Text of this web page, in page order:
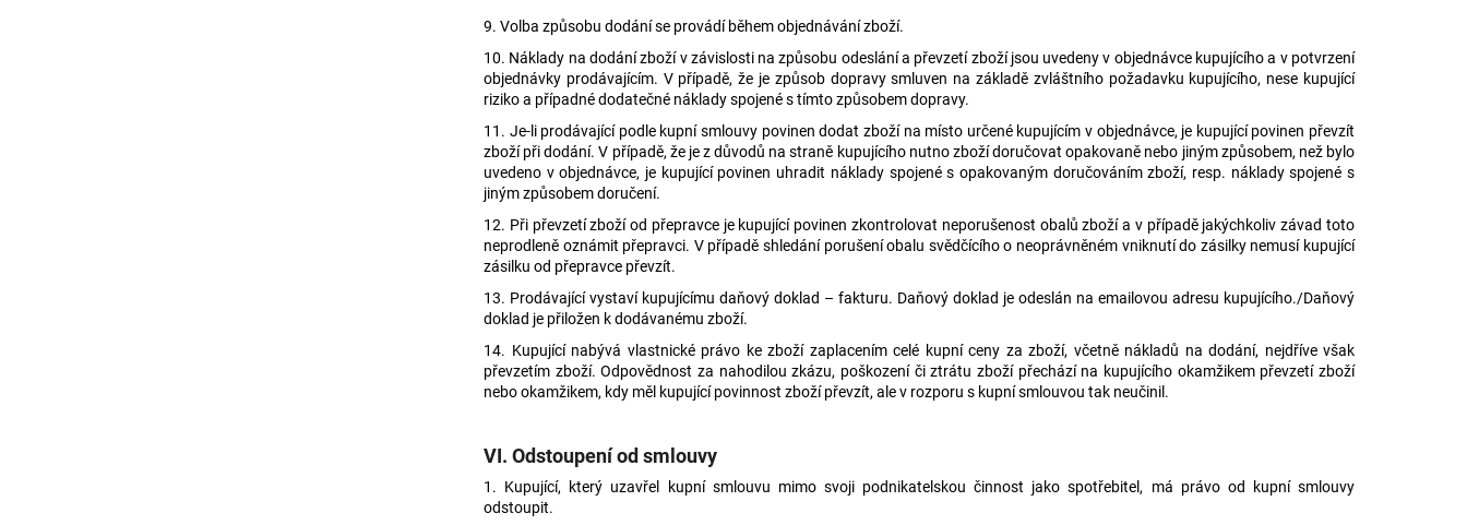
9. Volba způsobu dodání se provádí během objednávání zboží.
10. Náklady na dodání zboží v závislosti na způsobu odeslání a převzetí zboží jsou uvedeny v objednávce kupujícího a v potvrzení
objednávky prodávajícím. V případě, že je způsob dopravy smluven na základě zvláštního požadavku kupujícího, nese kupující
riziko a případné dodatečné náklady spojené s tímto způsobem dopravy.
11. Je-li prodávající podle kupní smlouvy povinen dodat zboží na místo určené kupujícím v objednávce, je kupující povinen převzít
zboží při dodání. V případě, že je z důvodů na straně kupujícího nutno zboží doručovat opakovaně nebo jiným způsobem, než bylo
uvedeno v objednávce, je kupující povinen uhradit náklady spojené s opakovaným doručováním zboží, resp. náklady spojené s
jiným způsobem doručení.
12. Při převzetí zboží od přepravce je kupující povinen zkontrolovat neporušenost obalů zboží a v případě jakýchkoliv závad toto
neprodleně oznámit přepravci. V případě shledání porušení obalu svědčícího o neoprávněném vniknutí do zásilky nemusí kupující
zásilku od přepravce převzít.
13. Prodávající vystaví kupujícímu daňový doklad – fakturu. Daňový doklad je odeslán na emailovou adresu kupujícího./Daňový
doklad je přiložen k dodávanému zboží.
14. Kupující nabývá vlastnické právo ke zboží zaplacením celé kupní ceny za zboží, včetně nákladů na dodání, nejdříve však
převzetím zboží. Odpovědnost za nahodilou zkázu, poškození či ztrátu zboží přechází na kupujícího okamžikem převzetí zboží
nebo okamžikem, kdy měl kupující povinnost zboží převzít, ale v rozporu s kupní smlouvou tak neučinil.
VI. Odstoupení od smlouvy
1. Kupující, který uzavřel kupní smlouvu mimo svoji podnikatelskou činnost jako spotřebitel, má právo od kupní smlouvy
odstoupit.